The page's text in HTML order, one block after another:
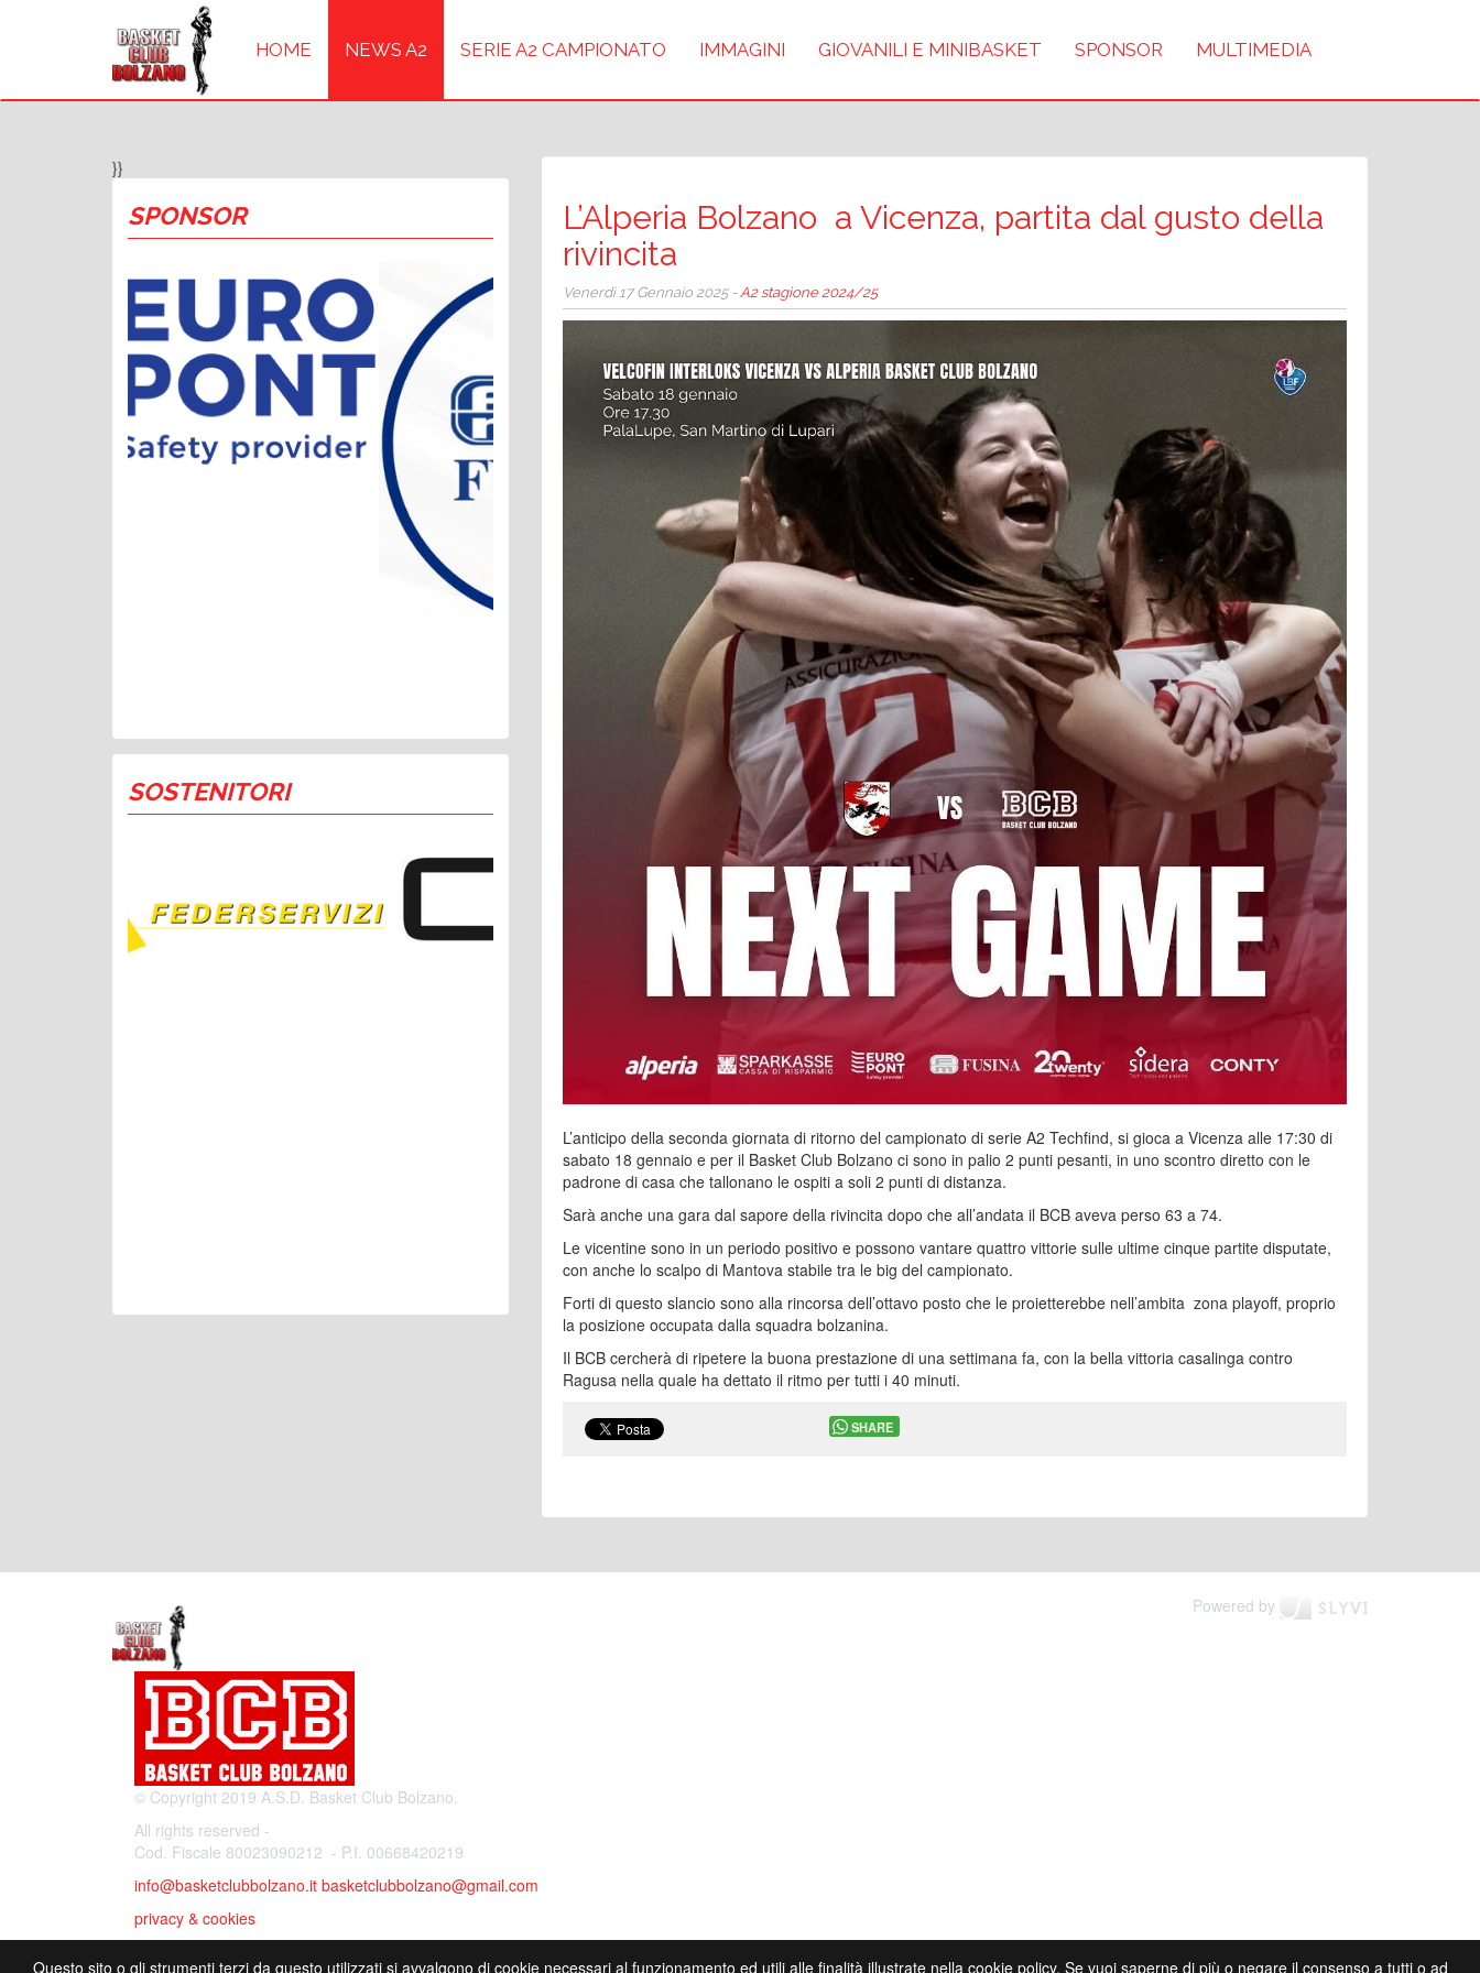
HOME NEWS A2 SERIE A2 CAMPIONATO IMMAGINI GIOVANILI E MINIBASKET SPONSOR MULTIMEDIA
}}
SPONSOR
SOSTENITORI
L’Alperia Bolzano a Vicenza, partita dal gusto della
rivincita
Venerdì 17 Gennaio 2025 -A2 stagione 2024/25
L’anticipo della seconda giornata di ritorno del campionato di serie A2 Techfind, si gioca a Vicenza alle 17:30 di
sabato 18 gennaio e per il Basket Club Bolzano ci sono in palio 2 punti pesanti, in uno scontro diretto con le
padrone di casa che tallonano le ospiti a soli 2 punti di distanza.
Sarà anche una gara dal sapore della rivincita dopo che all’andata il BCB aveva perso 63 a 74.
Le vicentine sono in un periodo positivo e possono vantare quattro vittorie sulle ultime cinque partite disputate,
con anche lo scalpo di Mantova stabile tra le big del campionato.
Forti di questo slancio sono alla rincorsa dell’ottavo posto che le proietterebbe nell’ambita zona playoff, proprio
la posizione occupata dalla squadra bolzanina.
Il BCB cercherà di ripetere la buona prestazione di una settimana fa, con la bella vittoria casalinga contro
Ragusa nella quale ha dettato il ritmo per tutti i 40 minuti.
SHARE
© Copyright 2019 A.S.D. Basket Club Bolzano.
All rights reserved -
Cod. Fiscale 80023090212 - P.I. 00668420219
info@basketclubbolzano.it basketclubbolzano@gmail.com
privacy & cookies
Powered by
Questo sito o gli strumenti terzi da questo utilizzati si avvalgono di cookie necessari al funzionamento ed utili alle finalità illustrate nella cookie policy. Se vuoi saperne di più o negare il consenso a tutti o ad